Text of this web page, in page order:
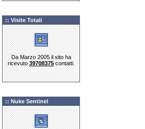
:: Visite Totali
Da Marzo 2005 il sito ha
ricevuto39708375contatti.
:: Nuke Sentinel